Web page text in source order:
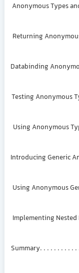
Anonymous Types
Returning
Databinding
Testing Anonymous
Using Anonymous
Introducing Generic
Using Anonymous
Implementing Nested
Summary. . . . . . . . . . .